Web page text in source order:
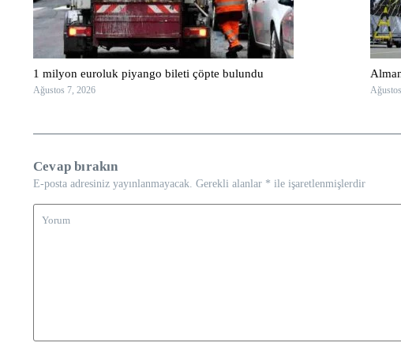
1 milyon euroluk piyango bileti çöpte bulundu
Ağustos 7, 2026
Cevap bırakın
E-posta adresiniz yayınlanmayacak. Gerekli alanlar * ile işaretlenmişlerdir